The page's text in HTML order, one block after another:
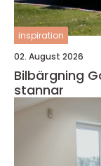
inspiration
02. August 2026
Bilbärgning
stannar